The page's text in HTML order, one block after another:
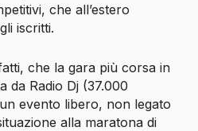
che all’estero
iscritti.
che la gara più corsa in
da Radio Dj (37.000
evento libero, non legato
alla maratona di